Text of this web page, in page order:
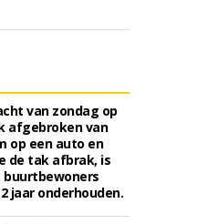
van zondag op
afgebroken van
op een auto en
de tak afbrak, is
buurtbewoners
jaar onderhouden.